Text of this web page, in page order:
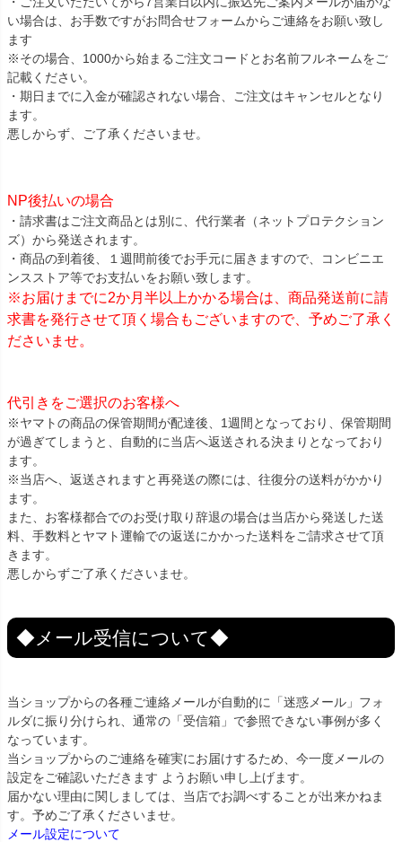
い場合は、お手数ですがお問合せフォームからご連絡をお願い致し
ます
※その場合、1000から始まるご注文コードとお名前フルネームをご
記載ください。
・期日までに入金が確認されない場合、ご注文はキャンセルとなり
ます。
悪しからず、ご了承くださいませ。
NP後払いの場合
・請求書はご注文商品とは別に、代行業者（ネットプロテクション
ズ）から発送されます。
・商品の到着後、１週間前後でお手元に届きますので、コンビニエ
ンスストア等でお支払いをお願い致します。
※お届けまでに2か月半以上かかる場合は、商品発送前に請
求書を発行させて頂く場合もございますので、予めご了承く
ださいませ。
代引きをご選択のお客様へ
※ヤマトの商品の保管期間が配達後、1週間となっており、保管期間
が過ぎてしまうと、自動的に当店へ返送される決まりとなっており
ます。
※当店へ、返送されますと再発送の際には、往復分の送料がかかり
ます。
また、お客様都合でのお受け取り辞退の場合は当店から発送した送
料、手数料とヤマト運輸での返送にかかった送料をご請求させて頂
きます。
悪しからずご了承くださいませ。
◆メール受信について◆
当ショップからの各種ご連絡メールが自動的に「迷惑メール」フォ
ルダに振り分けられ、通常の「受信箱」で参照できない事例が多く
なっています。
当ショップからのご連絡を確実にお届けするため、今一度メールの
設定をご確認いただきます ようお願い申し上げます。
届かない理由に関しましては、当店でお調べすることが出来かねま
す。予めご了承くださいませ。
メール設定について